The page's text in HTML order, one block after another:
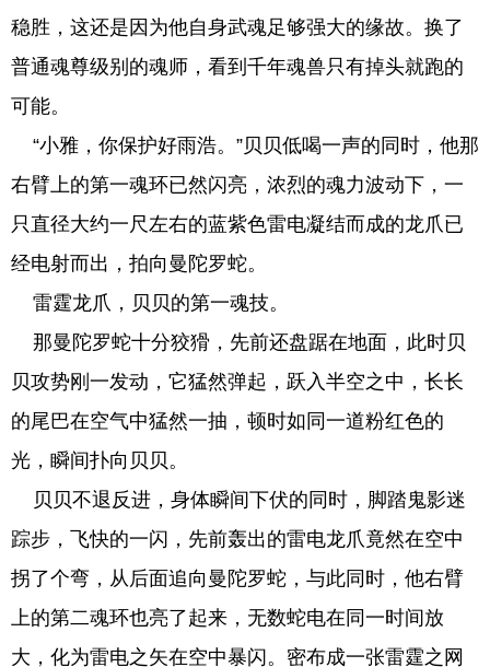
稳胜，这还是因为他自身武魂足够强大的缘故。换了
普通魂尊级别的魂师，看到千年魂兽只有掉头就跑的
可能。
“小雅，你保护好雨浩。”贝贝低喝一声的同时，他那
右臂上的第一魂环已然闪亮，浓烈的魂力波动下，一
只直径大约一尺左右的蓝紫色雷电凝结而成的龙爪已
经电射而出，拍向曼陀罗蛇。
雷霆龙爪，贝贝的第一魂技。
那曼陀罗蛇十分狡猾，先前还盘踞在地面，此时贝
贝攻势刚一发动，它猛然弹起，跃入半空之中，长长
的尾巴在空气中猛然一抽，顿时如同一道粉红色的
光，瞬间扑向贝贝。
贝贝不退反进，身体瞬间下伏的同时，脚踏鬼影迷
踪步，飞快的一闪，先前轰出的雷电龙爪竟然在空中
拐了个弯，从后面追向曼陀罗蛇，与此同时，他右臂
上的第二魂环也亮了起来，无数蛇电在同一时间放
大，化为雷电之矢在空中暴闪。密布成一张雷霆之网